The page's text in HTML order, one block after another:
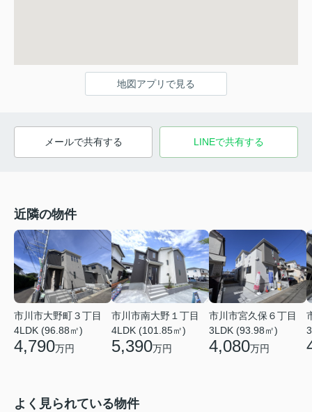
地図アプリで見る
メールで共有する LINEで共有する
近隣の物件
市川市大野町３丁目
4LDK (96.88㎡)
4,790万円
市川市南大野１丁目
4LDK (101.85㎡)
5,390万円
市川市宮久保６丁目
3LDK (93.98㎡)
4,080万円
よく見られている物件